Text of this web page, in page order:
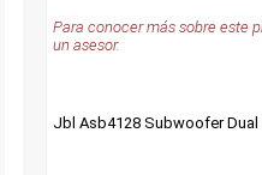
Para conocer más sobre este
un asesor.
Jbl Asb4128 Subwoofer Dual